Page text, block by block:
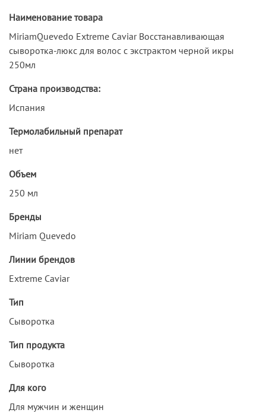
Наименование товара
MiriamQuevedo Extreme Caviar Восстанавливающая
сыворотка-люкс для волос с экстрактом черной икры
250мл
Страна производства:
Испания
Термолабильный препарат
нет
Объем
250 мл
Бренды
Miriam Quevedo
Линии брендов
Extreme Caviar
Тип
Сыворотка
Тип продукта
Сыворотка
Для кого
Для мужчин и женщин